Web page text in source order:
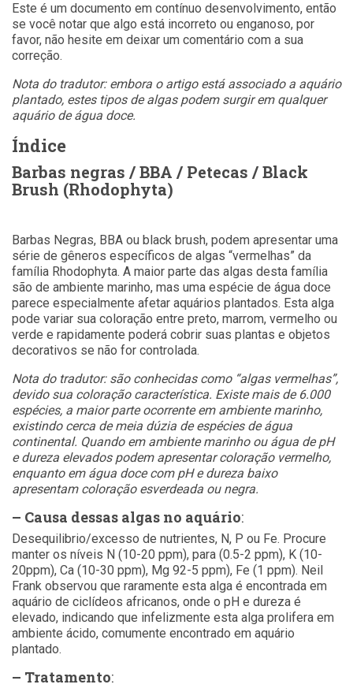
Este é um documento em contínuo desenvolvimento, então
se você notar que algo está incorreto ou enganoso, por
favor, não hesite em deixar um comentário com a sua
correção.
Nota do tradutor: embora o artigo está associado a aquário
plantado, estes tipos de algas podem surgir em qualquer
aquário de água doce.
Índice
Barbas negras / BBA / Petecas / Black
Brush (Rhodophyta)
Barbas Negras, BBA ou black brush, podem apresentar uma
série de gêneros específicos de algas “vermelhas” da
família Rhodophyta. A maior parte das algas desta família
são de ambiente marinho, mas uma espécie de água doce
parece especialmente afetar aquários plantados. Esta alga
pode variar sua coloração entre preto, marrom, vermelho ou
verde e rapidamente poderá cobrir suas plantas e objetos
decorativos se não for controlada.
Nota do tradutor: são conhecidas como “algas vermelhas”,
devido sua coloração característica. Existe mais de 6.000
espécies, a maior parte ocorrente em ambiente marinho,
existindo cerca de meia dúzia de espécies de água
continental. Quando em ambiente marinho ou água de pH
e dureza elevados podem apresentar coloração vermelho,
enquanto em água doce com pH e dureza baixo
apresentam coloração esverdeada ou negra.
– Causa dessas algas no aquário:
Desequilibrio/excesso de nutrientes, N, P ou Fe. Procure
manter os níveis N (10-20 ppm), para (0.5-2 ppm), K (10-
20ppm), Ca (10-30 ppm), Mg 92-5 ppm), Fe (1 ppm). Neil
Frank observou que raramente esta alga é encontrada em
aquário de ciclídeos africanos, onde o pH e dureza é
elevado, indicando que infelizmente esta alga prolifera em
ambiente ácido, comumente encontrado em aquário
plantado.
– Tratamento: